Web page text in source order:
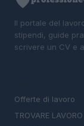
Il portale del
stipendi, guide
scrivere un CV e
Offerte di lavoro
TROVARE LAVORO